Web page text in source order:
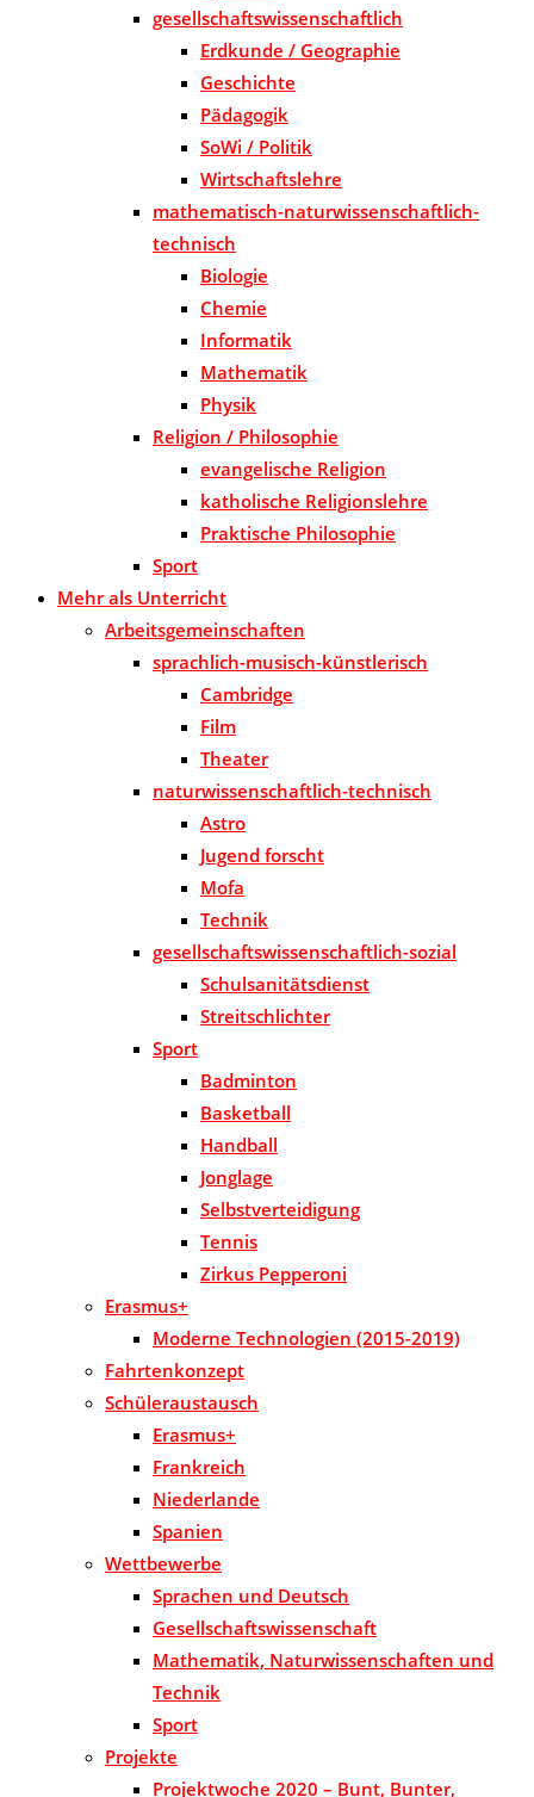
gesellschaftswissenschaftlich
Erdkunde / Geographie
Geschichte
Pädagogik
SoWi / Politik
Wirtschaftslehre
mathematisch-naturwissenschaftlich-
technisch
Biologie
Chemie
Informatik
Mathematik
Physik
Religion / Philosophie
evangelische Religion
katholische Religionslehre
Praktische Philosophie
Sport
Mehr als Unterricht
Arbeitsgemeinschaften
sprachlich-musisch-künstlerisch
Cambridge
Film
Theater
naturwissenschaftlich-technisch
Astro
Jugend forscht
Mofa
Technik
gesellschaftswissenschaftlich-sozial
Schulsanitätsdienst
Streitschlichter
Sport
Badminton
Basketball
Handball
Jonglage
Selbstverteidigung
Tennis
Zirkus Pepperoni
Erasmus+
Moderne Technologien (2015-2019)
Fahrtenkonzept
Schüleraustausch
Erasmus+
Frankreich
Niederlande
Spanien
Wettbewerbe
Sprachen und Deutsch
Gesellschaftswissenschaft
Mathematik, Naturwissenschaften und
Technik
Sport
Projekte
Projektwoche 2020 – Bunt, Bunter,